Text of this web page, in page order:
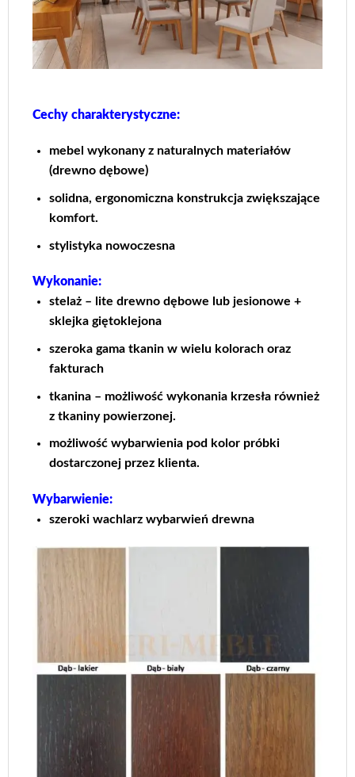
Cechy charakterystyczne:
mebel wykonany z naturalnych materiałów
(drewno dębowe)
solidna, ergonomiczna konstrukcja zwiększające
komfort.
stylistyka nowoczesna
Wykonanie:
stelaż – lite drewno dębowe lub jesionowe +
sklejka giętoklejona
szeroka gama tkanin w wielu kolorach oraz
fakturach
tkanina – możliwość wykonania krzesła również
z tkaniny powierzonej.
możliwość wybarwienia pod kolor próbki
dostarczonej przez klienta.
Wybarwienie:
szeroki wachlarz wybarwień drewna